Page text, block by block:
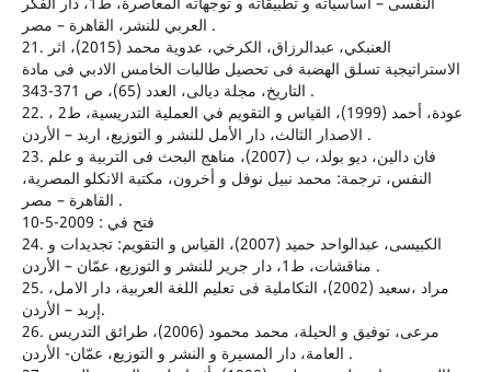
العربي للنشر، القاهرة – مصر .
21. العنبكي، عبدالرزاق، الكرخي، عدوية محمد (2015)، اثر
الاستراتيجية تسلق الهضبة فى تحصيل طالبات الخامس الادبي فى مادة
التاريخ، مجلة ديالى، العدد (65)، ص 371-343 .
22. عودة، أحمد (1999)، القياس و التقويم في العملية التدريسية، ط2 ،
الاصدار الثالث، دار الأمل للنشر و التوزيع، اربد – الأردن .
23. فان دالين، ديو بولد، ب (2007)، مناهج البحث فى التربية و علم
النفس، ترجمة: محمد نبيل نوفل و أخرون، مكتبة الانكلو المصرية،
القاهرة – مصر .
فتح في : 2009-5-10
24. الكبيسى، عبدالواحد حميد (2007)، القياس و التقويم: تجديدات و
مناقشات، ط1، دار جرير للنشر و التوزيع، عمّان – الأردن .
25. مراد ،سعيد (2002)، التكاملية فى تعليم اللغة العربية، دار الامل،
إربد – الأردن.
26. مرعى، توفيق و الحيلة، محمد محمود (2006)، طرائق التدريس
العامة، دار المسيرة و النشر و التوزيع، عمّان- الأردن .